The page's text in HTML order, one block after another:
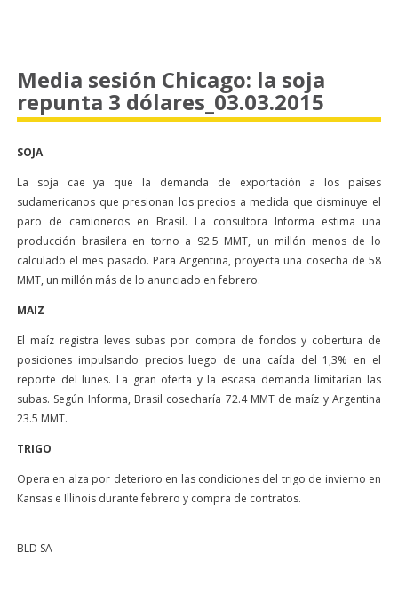
Media sesión Chicago: la soja
repunta 3 dólares_03.03.2015
SOJA
La soja cae ya que la demanda de exportación a los países
sudamericanos que presionan los precios a medida que disminuye el
paro de camioneros en Brasil. La consultora Informa estima una
producción brasilera en torno a 92.5 MMT, un millón menos de lo
calculado el mes pasado. Para Argentina, proyecta una cosecha de 58
MMT, un millón más de lo anunciado en febrero.
MAIZ
El maíz registra leves subas por compra de fondos y cobertura de
posiciones impulsando precios luego de una caída del 1,3% en el
reporte del lunes. La gran oferta y la escasa demanda limitarían las
subas. Según Informa, Brasil cosecharía 72.4 MMT de maíz y Argentina
23.5 MMT.
TRIGO
Opera en alza por deterioro en las condiciones del trigo de invierno en
Kansas e Illinois durante febrero y compra de contratos.
BLD SA